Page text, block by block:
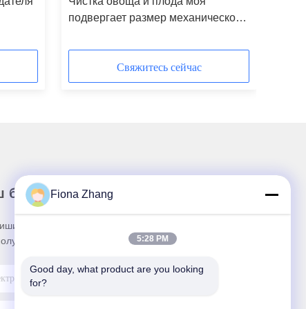
подвергает размер механической
Свяжитесь сейчас
бюллетень
на нашу информационную рассылку
скидок и прочего.
Fiona Zhang
5:28 PM
Good day, what product are you looking
for?